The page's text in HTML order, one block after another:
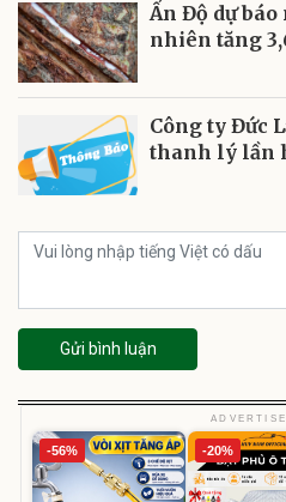
Ấn Độ dự báo
nhiên tăng
Công ty Đức
thanh lý lần
Gửi bình luận
-56% -20%